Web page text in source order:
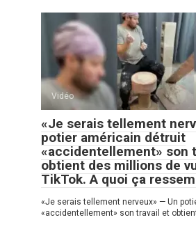
Vidéo
«Je serais tellement
potier américain détruit
«accidentellement» son
obtient des millions de
TikTok. A quoi ça
«Je serais tellement nerveux» — Un
«accidentellement» son travail et